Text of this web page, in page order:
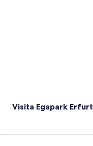
Visita Egapark Erfurt